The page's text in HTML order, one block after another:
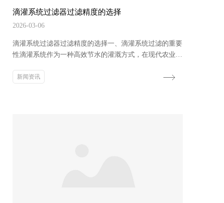
滴灌系统过滤器过滤精度的选择
2026-03-06
滴灌系统过滤器过滤精度的选择一、滴灌系统过滤的重要
性滴灌系统作为一种高效节水的灌溉方式，在现代农业中
泥沙、藻类、未溶解的肥料颗粒等，这些杂质会导致滴灌
新闻资讯